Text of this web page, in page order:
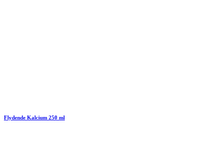
Flydende Kalcium 250 ml